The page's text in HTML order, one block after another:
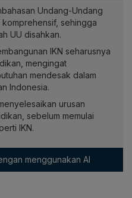
Undang-Undang
sehingga
UU disahkan.
IKN seharusnya
mengingat
mendesak dalam
Indonesia.
urusan
sebelum memulai
IKN.
menggunakan AI